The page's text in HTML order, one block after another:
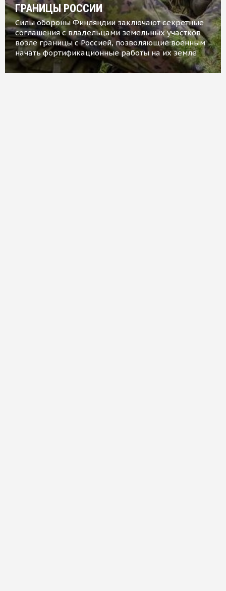
ГРАНИЦЫ РОССИИ
Силы обороны Финляндии заключают секретные
соглашения с владельцами земельных участков
возле границы с Россией, позволяющие военным
начать фортификационные работы на их земле